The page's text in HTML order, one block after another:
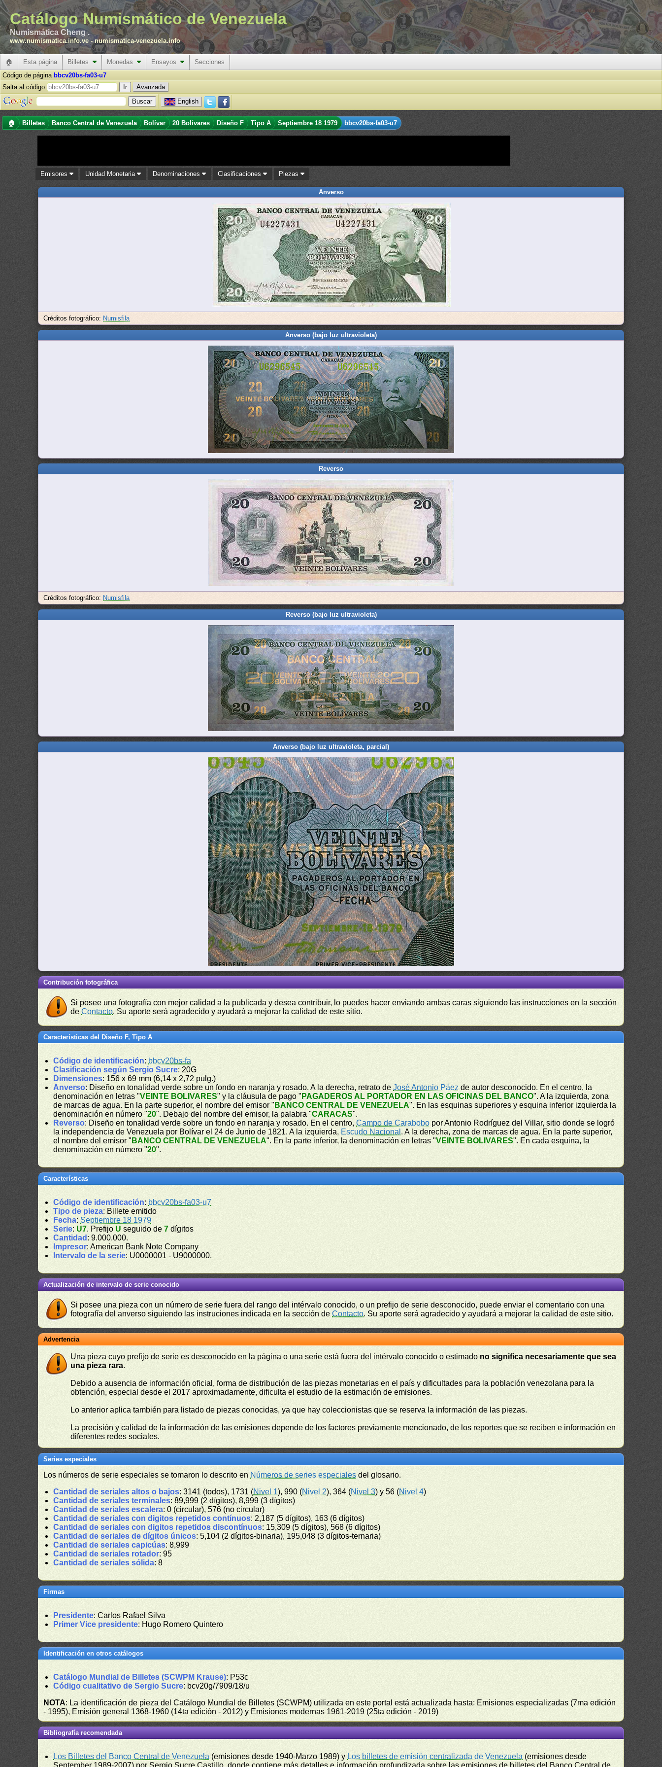
Catálogo Numismático de Venezuela
Numismática Cheng .
www.numismatica.info.ve -numismatica-venezuela.info
🏠 Esta página Billetes Monedas Ensayos
Secciones
Código de página bbcv20bs-fa03-u7
Salta al código
Avanzada
English
🏠 Billetes Banco Central de Venezuela Bolívar 20 Bolívares Diseño F Tipo A Septiembre 18 1979 bbcv20bs-fa03-u7
Emisores Unidad Monetaria Denominaciones Clasificaciones Piezas
Anverso
Créditos fotográfico: Numisfila
Anverso (bajo luz ultravioleta)
Reverso
Créditos fotográfico: Numisfila
Reverso (bajo luz ultravioleta)
Anverso (bajo luz ultravioleta, parcial)
Contribución fotográfica
Si posee una fotografía con mejor calidad a la publicada y desea contribuir, lo puedes hacer enviando ambas caras siguiendo las instrucciones en la sección
deContacto. Su aporte será agradecido y ayudará a mejorar la calidad de este sitio.
Características del Diseño F, Tipo A
Código de identificación: bbcv20bs-fa
Clasificación según Sergio Sucre: 20G
Dimensiones: 156 x 69 mm (6,14 x 2,72 pulg.)
Anverso: Diseño en tonalidad verde sobre un fondo en naranja y rosado. A la derecha, retrato deJosé Antonio Páez de autor desconocido. En el centro, la
denominación en letras "VEINTE BOLIVARES" y la cláusula de pago " PAGADEROS AL PORTADOR EN LAS OFICINAS DEL BANCO". A la izquierda, zona
de marcas de agua. En la parte superior, el nombre del emisor " BANCO CENTRAL DE VENEZUELA". En las esquinas superiores y esquina inferior izquierda la
denominación en número "20". Debajo del nombre del emisor, la palabra "CARACAS".
Reverso: Diseño en tonalidad verde sobre un fondo en naranja y rosado. En el centro,Campo de Carabobo por Antonio Rodríguez del Villar, sitio donde se logró
la independencia de Venezuela por Bolívar el 24 de Junio de 1821. A la izquierda, Escudo Nacional . A la derecha, zona de marcas de agua. En la parte superior,
el nombre del emisor " BANCO CENTRAL DE VENEZUELA". En la parte inferior, la denominación en letras "VEINTE BOLIVARES". En cada esquina, la
denominación en número "20".
Características
Código de identificación: bbcv20bs-fa03-u7
Tipo de pieza: Billete emitido
Fecha: Septiembre 18 1979
Serie: U7. Prefijo U seguido de7 dígitos
Cantidad : 9.000.000.
Impresor: American Bank Note Company
Intervalo de la serie: U0000001 - U9000000.
Actualización de intervalo de serie conocido
Si posee una pieza con un número de serie fuera del rango del intérvalo conocido, o un prefijo de serie desconocido, puede enviar el comentario con una
fotografía del anverso siguiendo las instruciones indicada en la sección deContacto. Su aporte será agradecido y ayudará a mejorar la calidad de este sitio.
Advertencia
Una pieza cuyo prefijo de serie es desconocido en la página o una serie está fuera del intérvalo conocido o estimado no significa necesariamente que sea
una pieza rara.
Debido a ausencia de información oficial, forma de distribución de las piezas monetarias en el país y dificultades para la población venezolana para la
obtención, especial desde el 2017 aproximadamente, dificulta el estudio de la estimación de emisiones.
Lo anterior aplica también para listado de piezas conocidas, ya que hay coleccionistas que se reserva la información de las piezas.
La precisión y calidad de la información de las emisiones depende de los factores previamente mencionado, de los reportes que se reciben e información en
diferentes redes sociales.
Series especiales
Los números de serie especiales se tomaron lo descrito en Números de series especiales del glosario.
Cantidad de seriales altos o bajos: 3141 (todos), 1731 (Nivel 1), 990 (Nivel 2), 364 (Nivel 3) y 56 (Nivel 4)
Cantidad de seriales terminales: 89,999 (2 dígitos), 8,999 (3 dígitos)
Cantidad de seriales escalera: 0 (circular), 576 (no circular)
Cantidad de seriales con digitos repetidos contínuos: 2,187 (5 dígitos), 163 (6 dígitos)
Cantidad de seriales con digitos repetidos discontínuos: 15,309 (5 dígitos), 568 (6 dígitos)
Cantidad de seriales de dígitos únicos: 5,104 (2 dígitos-binaria), 195,048 (3 dígitos-ternaria)
Cantidad de seriales capicúas: 8,999
Cantidad de seriales rotador: 95
Cantidad de seriales sólida: 8
Firmas
Presidente: Carlos Rafael Silva
Primer Vice presidente: Hugo Romero Quintero
Identificación en otros catálogos
Catálogo Mundial de Billetes (SCWPM Krause): P53c
Código cualitativo de Sergio Sucre: bcv20g/7909/18/u
NOTA: La identificación de pieza del Catálogo Mundial de Billetes (SCWPM) utilizada en este portal está actualizada hasta: Emisiones especializadas (7ma edición
- 1995), Emisión general 1368-1960 (14ta edición - 2012) y Emisiones modernas 1961-2019 (25ta edición - 2019)
Bibliografía recomendada
Los Billetes del Banco Central de Venezuela (emisiones desde 1940-Marzo 1989) y Los billetes de emisión centralizada de Venezuela (emisiones desde
September 1989-2007) por Sergio Sucre Castillo, donde contiene más detalles e información profundizada sobre las emisiones de billetes del Banco Central de